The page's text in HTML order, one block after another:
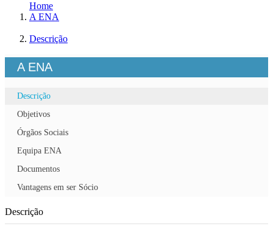
Home
A ENA
Descrição
A ENA
Descrição
Objetivos
Órgãos Sociais
Equipa ENA
Documentos
Vantagens em ser Sócio
Descrição